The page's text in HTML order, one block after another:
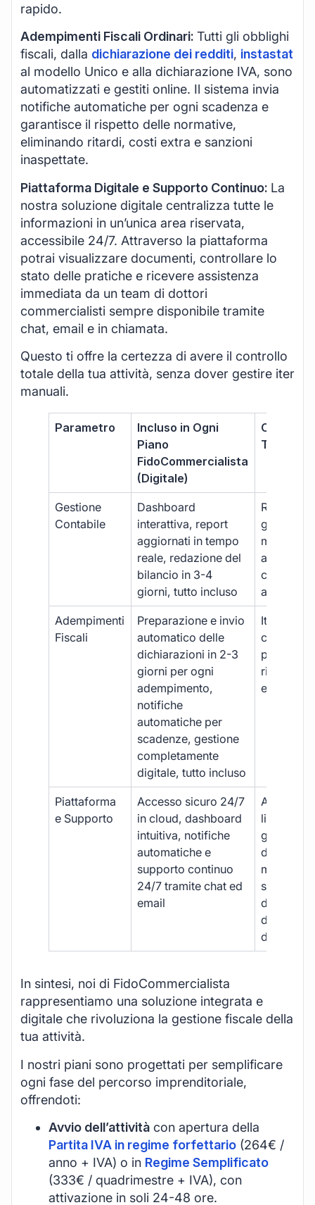
rapido.
Adempimenti Fiscali Ordinari: Tutti gli obblighi
fiscali, dalla dichiarazione dei redditi, instastat
al modello Unico e alla dichiarazione IVA, sono
automatizzati e gestiti online. Il sistema invia
notifiche automatiche per ogni scadenza e
garantisce il rispetto delle normative,
eliminando ritardi, costi extra e sanzioni
inaspettate.
Piattaforma Digitale e Supporto Continuo: La
nostra soluzione digitale centralizza tutte le
informazioni in un’unica area riservata,
accessibile 24/7. Attraverso la piattaforma
potrai visualizzare documenti, controllare lo
stato delle pratiche e ricevere assistenza
immediata da un team di dottori
commercialisti sempre disponibile tramite
chat, email e in chiamata.
Questo ti offre la certezza di avere il controllo
totale della tua attività, senza dover gestire iter
manuali.
Parametro
Incluso in Ogni
Piano
FidoCommercialista
(Digitale)
Gestione
Contabile
Dashboard
interattiva, report
aggiornati in tempo
reale, redazione del
bilancio in 3-4
giorni, tutto incluso
Report
gestione
manuale,
con
aggiuntivi
Adempimenti
Fiscali
Preparazione e invio
automatico delle
dichiarazioni in 2-3
giorni per ogni
adempimento,
notifiche
automatiche per
scadenze, gestione
completamente
digitale, tutto incluso
Iter
costi
per ogni
rischio di
e
Piattaforma
e Supporto
Accesso sicuro 24/7
in cloud, dashboard
intuitiva, notifiche
automatiche e
supporto continuo
24/7 tramite chat ed
email
Accesso
limitato,
gestione
manuale,
supporto
durante
d’ufficio.
In sintesi, noi di FidoCommercialista
rappresentiamo una soluzione integrata e
digitale che rivoluziona la gestione fiscale della
tua attività.
I nostri piani sono progettati per semplificare
ogni fase del percorso imprenditoriale,
offrendoti:
Avvio dell’attività con apertura della
Partita IVA in regime forfettario (264€ /
anno + IVA) o in Regime Semplificato
(333€ / quadrimestre + IVA), con
attivazione in soli 24-48 ore.